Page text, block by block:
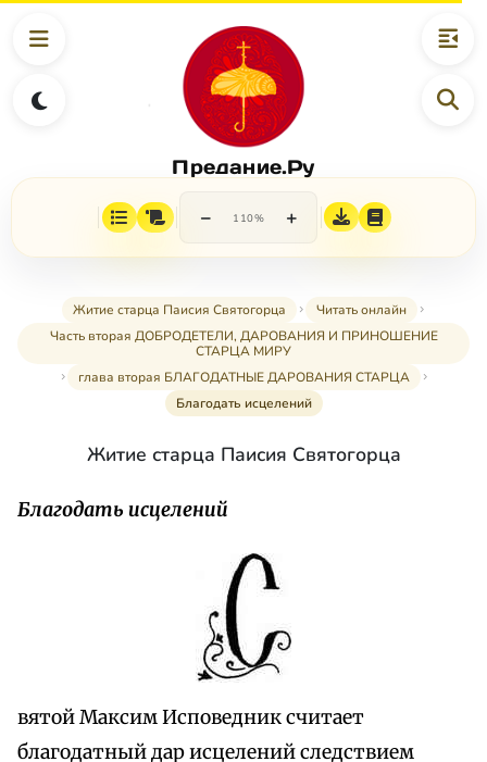
Предание.Ру
− 110% +
Житие старца Паисия Святогорца
Читать онлайн
Часть вторая ДОБРОДЕТЕЛИ, ДАРОВАНИЯ И ПРИНОШЕНИЕ
СТАРЦА МИРУ
глава вторая БЛАГОДАТНЫЕ ДАРОВАНИЯ СТАРЦА
Благодать исцелений
Житие старца Паисия Святогорца
Благодать исцелений
вятой Максим Исповедник считает
благодатный дар исцелений следствием